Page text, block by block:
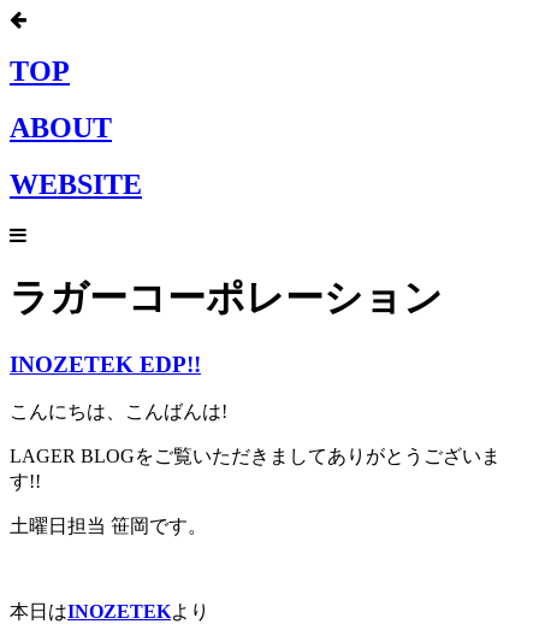
TOP
ABOUT
WEBSITE
ラガーコーポレーション
INOZETEK EDP!!
こんにちは、こんばんは!
LAGER BLOGをご覧いただきましてありがとうございま
す!!
土曜日担当 笹岡です。
本日はINOZETEKより